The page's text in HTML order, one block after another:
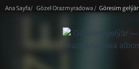
Ana Sayfa/ Gözel Orazmyradowa / Göresim gelýär